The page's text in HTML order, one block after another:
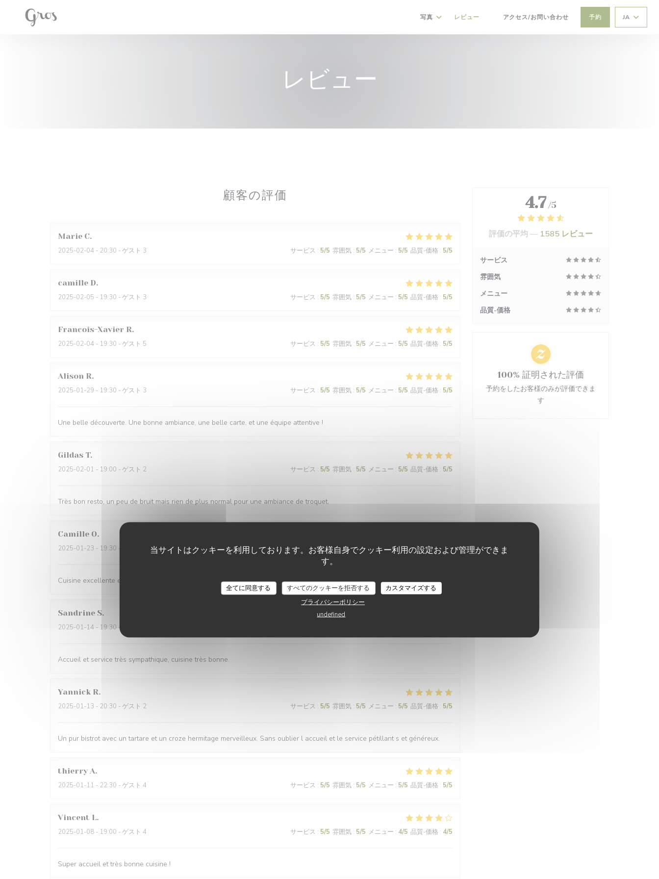
クッキー利用の管理について
当サイトはクッキーを利用しております。お客様自身でクッキー利用の設定および管理ができま
す。
全てに同意する すべてのクッキーを拒否する
カスタマイズする
プライバシーポリシー
undefined
写真 レビュー
((新しいウィンドウで開きます))
アクセス/お問い合わせ 予約 JA
レビュー
顧客の評価
Marie C
2025-02-04 - 20:30 - ゲスト 3 サービス : 5/5 雰囲気 : 5/5 メニュー : 5/5 品質-価格 : 5/5
camille D
2025-02-05 - 19:30 - ゲスト 3 サービス : 5/5 雰囲気 : 5/5 メニュー : 5/5 品質-価格 : 5/5
Francois-Xavier R
2025-02-04 - 19:30 - ゲスト 5 サービス : 5/5 雰囲気 : 5/5 メニュー : 5/5 品質-価格 : 5/5
Alison R
2025-01-29 - 19:30 - ゲスト 3 サービス : 5/5 雰囲気 : 5/5 メニュー : 5/5 品質-価格 : 5/5
Une belle découverte. Une bonne ambiance, une belle carte, et une équipe attentive !
Gildas T
2025-02-01 - 19:00 - ゲスト 2 サービス : 5/5 雰囲気 : 5/5 メニュー : 5/5 品質-価格 : 5/5
Très bon resto, un peu de bruit mais rien de plus normal pour une ambiance de troquet.
Camille O
2025-01-23 - 19:30 - ゲスト 3 サービス:5/5 雰囲気:5/5 メニュー: 5/5 品質-価格: 5/5
Cuisine excellente et service parfait !
Sandrine S
2025-01-14 - 19:30 - ゲスト 2
Accueil et service très sympathique, cuisine très bonne.
Yannick R
2025-01-13 - 20:30 - ゲスト 2 サービス : 5/5 雰囲気 : 5/5 メニュー : 5/5 品質-価格 : 5/5
Un pur bistrot avec un tartare et un croze hermitage merveilleux. Sans oublier l accueil et le service pétillant s et généreux.
thierry A
2025-01-11 - 22:30 - ゲスト 4 サービス : 5/5 雰囲気 : 5/5 メニュー : 5/5 品質-価格 : 5/5
Vincent L
2025-01-08 - 19:00 - ゲスト 4 サービス : 5/5 雰囲気 : 5/5 メニュー : 4/5 品質-価格 : 4/5
Super accueil et très bonne cuisine !
4.7 /5
評価の平均 — 1585 レビュー
サービス
雰囲気
メニュー
品質-価格
100% 証明された評価
予約をしたお客様のみが評価できま
す